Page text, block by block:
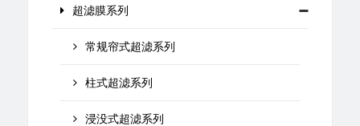
超滤膜系列
常规帘式超滤系列
柱式超滤系列
浸没式超滤系列